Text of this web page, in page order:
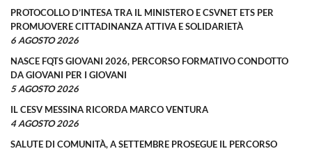
PROTOCOLLO D’INTESA TRA IL MINISTERO E CSVNET ETS PER
PROMUOVERE CITTADINANZA ATTIVA E SOLIDARIETÀ
6 AGOSTO 2026
NASCE FQTS GIOVANI 2026, PERCORSO FORMATIVO CONDOTTO
DA GIOVANI PER I GIOVANI
5 AGOSTO 2026
IL CESV MESSINA RICORDA MARCO VENTURA
4 AGOSTO 2026
SALUTE DI COMUNITÀ, A SETTEMBRE PROSEGUE IL PERCORSO